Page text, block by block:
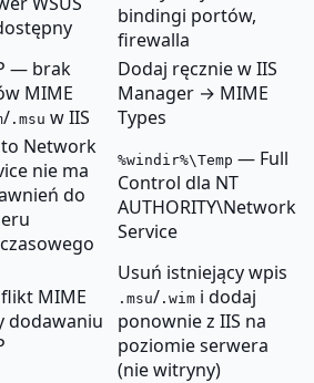
bindingi portów,
firewalla
— brak
MIME
/ .msu w IIS
Dodaj ręcznie w IIS
Manager → MIME
Types
Network
nie ma
do
%windir%\Temp — Full
Control dla NT
AUTHORITY\Network
Service
MIME
dodawaniu
Usuń istniejący wpis
.msu/ .wim i dodaj
ponownie z IIS na
poziomie serwera
(nie witryny)